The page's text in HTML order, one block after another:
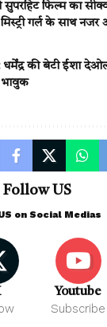
सुपरहिट फिल्म का
गर्ल के साथ
की बेटी ईशा
भावुक
Follow US
on Social Medias
Youtube
Subscribe